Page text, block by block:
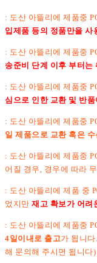
: 도산 아뜰리에 제품중
입제품 등의 정품만을 사
: 도산 아뜰리에 제품중
송준비 단계 이후 부터는
: 도산 아뜰리에 제품중
심으로 인한 교환 및 반
: 도산 아뜰리에 제품중
일 제품으로 교환 혹은 수
: 도산 아뜰리에 제품중
어질 경우, 경우에 따라
: 도산 아뜰리에 제품 중
었지만재고 확보가 어려
: 도산 아뜰리에 제품중
4일이내로 출고가 됩니
해 문의해 주시면 됩니다)